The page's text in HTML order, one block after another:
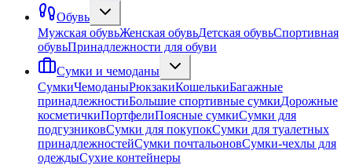
Обувь
Мужская обувьЖенская обувьДетская обувьСпортивная
обувьПринадлежности для обуви
Сумки и чемоданы
СумкиЧемоданыРюкзакиКошелькиБагажные
принадлежностиБольшие спортивные сумкиДорожные
косметичкиПортфелиПоясные сумкиСумки для
подгузниковСумки для покупокСумки для туалетных
принадлежностейСумки почтальоновСумки-чехлы для
одеждыСухие контейнеры